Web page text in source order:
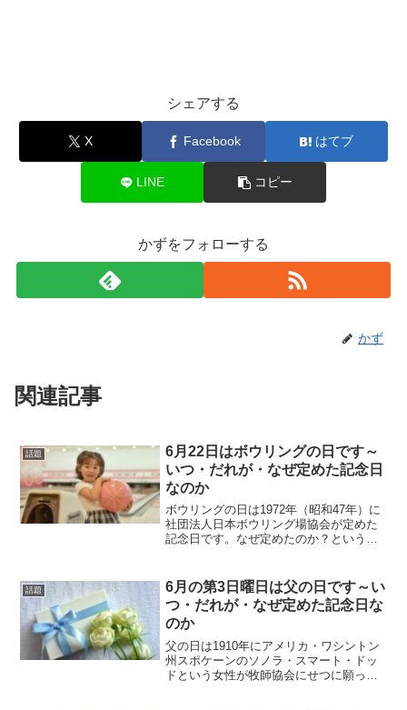
シェアする
X Facebook はてブ
LINE コピー
かずをフォローする
かず
関連記事
話題
6月22日はボウリングの日です～
いつ・だれが・なぜ定めた記念日
なのか
ボウリングの日は1972年（昭和47年）に
社団法人日本ボウリング場協会が定めた
記念日です。なぜ定めたのか？というと
本初のボウリング場が1861年6月22日に
新装開店...
話題
6月の第3日曜日は父の日です～い
つ・だれが・なぜ定めた記念日な
のか
父の日は1910年にアメリカ・ワシントン
州スポケーンのソノラ・スマート・ドッ
ドという女性が牧師協会にせつに願って